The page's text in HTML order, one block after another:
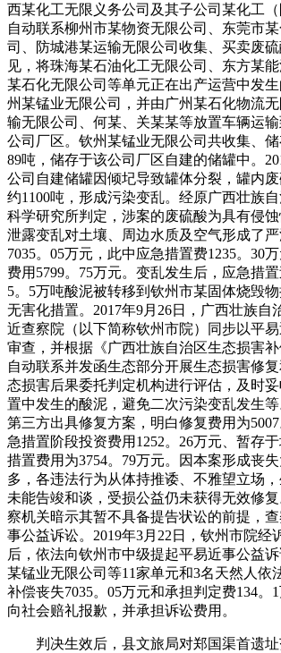
西某化工无限义务公司及其子公司某化工
自动联系柳州市某物资无限公司、东莞市
司、防城港某运输无限公司收集、买卖废硫
见，将珠海某石油化工无限公司、东方某
某石化无限公司等单元正在出产运营中发
州某锰业无限公司，并由广州某石化物流
输无限公司、何某、关某某等放置车辆运
公司厂区。钦州某锰业无限公司共收集、储
89吨，储存于该公司厂区自建的储罐中。
公司自建储罐因倾圮导致罐体分裂，罐内
约1100吨，形成污染变乱。经原广西壮族
科学研究所判定，涉案的废硫酸为具有侵
泄露变乱对土壤、周边水质及空气形成了
7035。05万元，此中应急措置费1235。30
费用5799。75万元。变乱发生后，应急措
5。5万吨酸泥被转移到钦州市某固体烧毁
无害化措置。2017年9月26日，广西壮族自
近查察院（以下简称钦州市院）同步以平
审查，并根据《广西壮族自治区生态损害补
自动联系并发函生态部分开展生态损害修
态损害后果委托判定机构进行评估，及时
置中发生的酸泥，避免二次污染变乱发生
第三方出具修复方案，明白修复费用为
急措置阶段投资费用1252。26万元、暂存
措置费用为3754。79万元。因本案形成丧
多，各违法行为从体持推诿、不雅望立场
未能告竣和谈，受损公益仍未获得无效修
察机关暗示其暂不具备提告状讼的前提，
事公益诉讼。2019年3月22日，钦州市院经
后，依法向钦州市中级提起平易近事公益
某锰业无限公司等11家单元和3名天然人依
补偿丧失7035。05万元和承担判定费134。
向社会赔礼报歉，并承担诉讼费用。
判决生效后，县文旅局对郑国渠首遗址